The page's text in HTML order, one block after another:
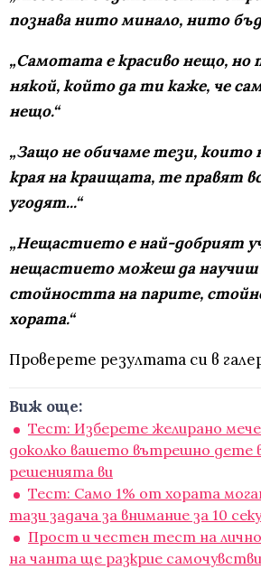
познава нито минало, нито
„Самотата е красиво нещо, но
някой, който да ти каже, че
нещо.“
„Защо не обичаме тези, които
края на краищата, те правят
угодят...“
„Нещастието е най-добрият
нещастието можеш да научиш
стойността на парите,
хората.“
Проверете резултата си в
Виж още:
Тест: Изберете желирано
доколко вашето вътрешно дете
решенията ви
Тест: Само 1% от хората
тази задача за внимание за 10
Прост и честен тест на
на чанта ще разкрие